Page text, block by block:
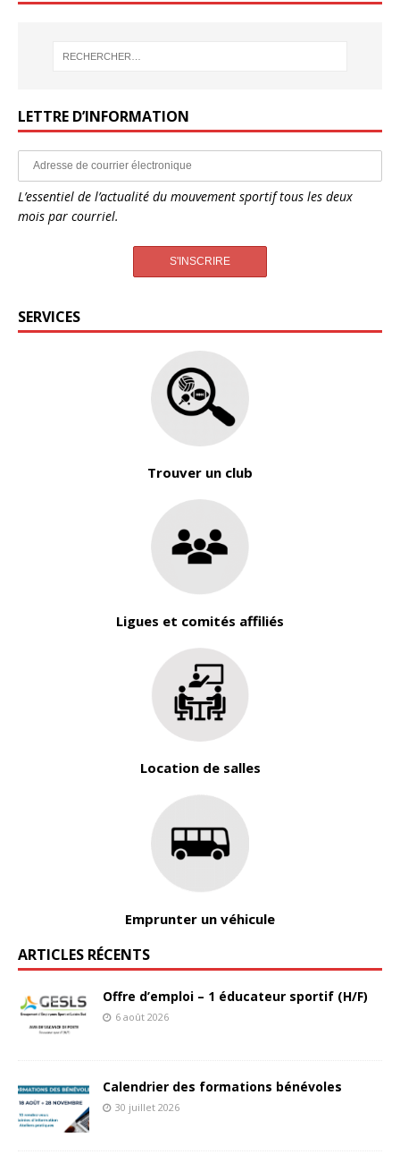
LETTRE D’INFORMATION
L’essentiel de l’actualité du mouvement sportif tous les deux
mois par courriel.
SERVICES
Trouver un club
Ligues et comités affiliés
Location de salles
Emprunter un véhicule
ARTICLES RÉCENTS
Offre d’emploi – 1 éducateur sportif (H/F)
6 août 2026
Calendrier des formations bénévoles
30 juillet 2026